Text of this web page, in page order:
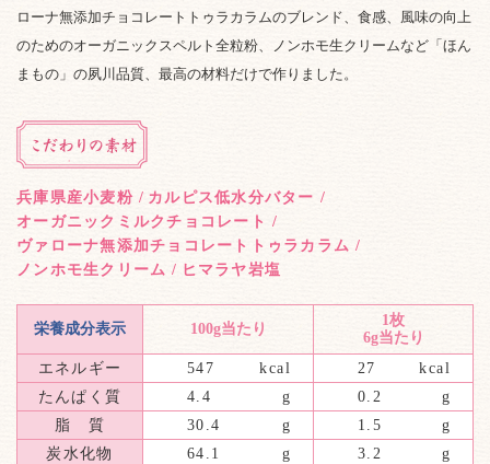
ローナ無添加チョコレートトゥラカラムのブレンド、食感、風味の向上
のためのオーガニックスペルト全粒粉、ノンホモ生クリームなど「ほん
まもの」の夙川品質、最高の材料だけで作りました。
兵庫県産小麦粉 / カルピス低水分バター /
オーガニックミルクチョコレート /
ヴァローナ無添加チョコレートトゥラカラム /
ノンホモ生クリーム / ヒマラヤ岩塩
栄養成分表示 100g当たり
1枚
6g当たり
エネルギー
547 kcal 27
kcal
たんぱく質
4.4 g 0.2
g
脂 質
30.4 g 1.5
g
炭水化物
64.1 g 3.2
g